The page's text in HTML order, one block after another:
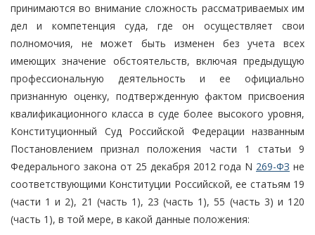
принимаются во внимание сложность рассматриваемых им
дел и компетенция суда, где он осуществляет свои
полномочия, не может быть изменен без учета всех
имеющих значение обстоятельств, включая предыдущую
профессиональную деятельность и ее официально
признанную оценку, подтвержденную фактом присвоения
квалификационного класса в суде более высокого уровня,
Конституционный Суд Российской Федерации названным
Постановлением признал положения части 1 статьи 9
Федерального закона от 25 декабря 2012 года N 269-ФЗ не
соответствующими Конституции Российской, ее статьям 19
(части 1 и 2), 21 (часть 1), 23 (часть 1), 55 (часть 3) и 120
(часть 1), в той мере, в какой данные положения: